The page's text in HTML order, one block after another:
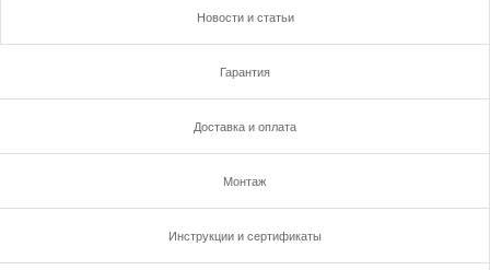
Новости и статьи
Гарантия
Доставка и оплата
Монтаж
Инструкции и сертификаты